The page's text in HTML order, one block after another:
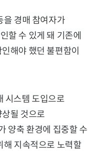
을 경매 참여자가
할 수 있게 돼 기존에
해야 했던 불편함이
시스템 도입으로
될 것으로
양축 환경에 집중할 수
해 지속적으로 노력할